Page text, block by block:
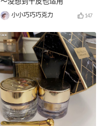
～没想到干皮也适用
小小巧巧巧克力 147